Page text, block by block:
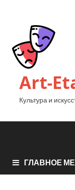
Art-
Культура и
ГЛАВНОЕ